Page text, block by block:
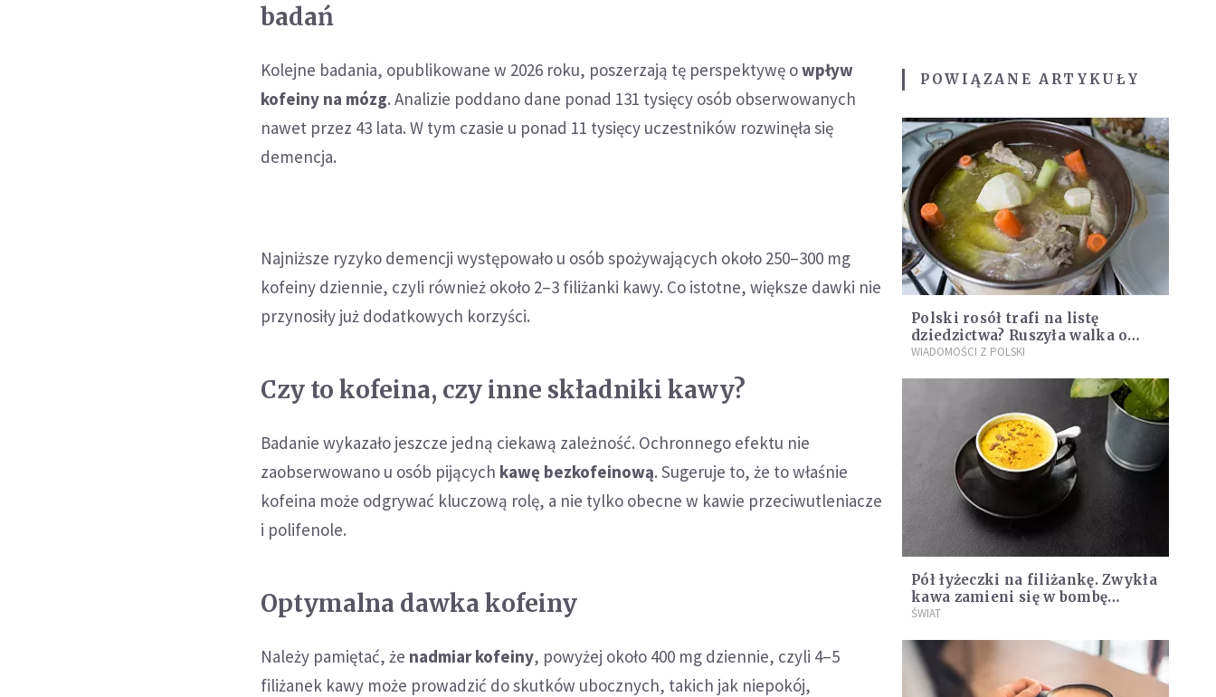
badań
Kolejne badania, opublikowane w 2026 roku, poszerzają tę perspektywę owpływ
kofeiny na mózg. Analizie poddano dane ponad 131 tysięcy osób obserwowanych
nawet przez 43 lata. W tym czasie u ponad 11 tysięcy uczestników rozwinęła się
demencja.
Najniższe ryzyko demencji występowało u osób spożywających około 250–300 mg
kofeiny dziennie, czyli również około 2–3 filiżanki kawy. Co istotne, większe dawki nie
przynosiły już dodatkowych korzyści.
Czy to kofeina, czy inne składniki kawy?
Badanie wykazało jeszcze jedną ciekawą zależność. Ochronnego efektu nie
zaobserwowano u osób pijących kawę bezkofeinową. Sugeruje to, że to właśnie
kofeina może odgrywać kluczową rolę, a nie tylko obecne w kawie przeciwutleniacze
i polifenole.
Optymalna dawka kofeiny
Należy pamiętać, że nadmiar kofeiny, powyżej około 400 mg dziennie, czyli 4–5
filiżanek kawy może prowadzić do skutków ubocznych, takich jak niepokój,
POWIĄZANE ARTYKUŁY
Polski rosół trafi na listę
dziedzictwa? Ruszyła walka o
kultową zupę
WIADOMOŚCI Z POLSKI
Pół łyżeczki na filiżankę. Zwykła
kawa zamieni się w bombę
zdrowia – zmniejsza stan
ŚWIAT